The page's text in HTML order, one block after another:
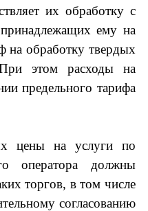
их обработку с
ему на
на обработку твердых
При этом расходы на
предельного тарифа
цены на услуги по
оператора должны
торгов, в том числе
согласованию